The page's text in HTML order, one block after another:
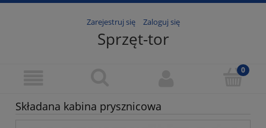
Zarejestruj się Zaloguj się
Sprzęt-tor
Składana kabina prysznicowa